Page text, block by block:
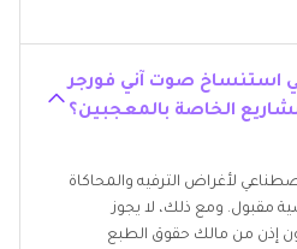
استنساخ صوت آني فورجر
الخاصة بالمعجبين؟
لأغراض الترفيه والمحاكاة
مقبول. ومع ذلك، لا يجوز
إذن من مالك حقوق الطبع